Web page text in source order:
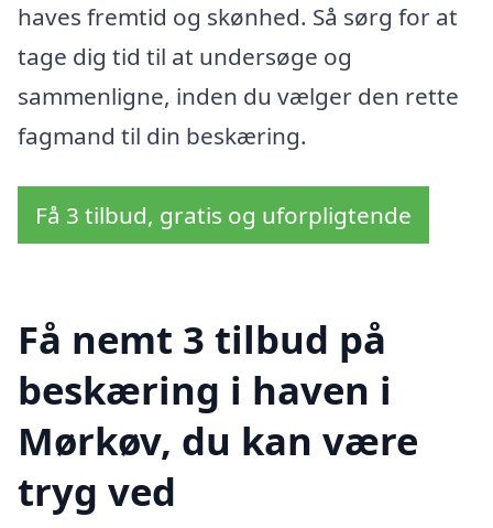
haves fremtid og skønhed. Så sørg for at
tage dig tid til at undersøge og
sammenligne, inden du vælger den rette
fagmand til din beskæring.
Få 3 tilbud, gratis og uforpligtende
Få nemt 3 tilbud på
beskæring i haven i
Mørkøv, du kan være
tryg ved